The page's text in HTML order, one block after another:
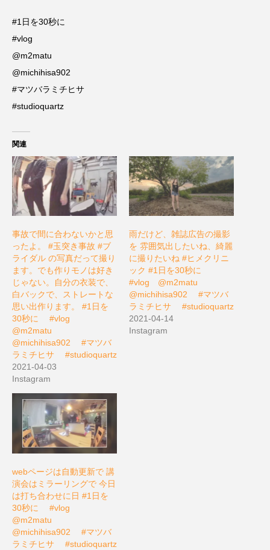
#1日を30秒に ⠀
#vlog⠀
@m2matu ⠀
@michihisa902 ⠀
#マツバラミチヒサ ⠀
#studioquartz
関連
事故で間に合わないかと思
ったよ。 #玉突き事故 #ブ
ライダル の写真だって撮り
ます。でも作りモノは好き
じゃない。自分の衣装で、
白バックで、ストレートな
思い出作ります。 #1日を
30秒に ⠀ #vlog⠀
@m2matu ⠀
@michihisa902 ⠀ #マツバ
ラミチヒサ ⠀ #studioquartz
2021-04-03
Instagram
雨だけど、雑誌広告の撮影
を 雰囲気出したいね、綺麗
に撮りたいね #ヒメクリニ
ック #1日を30秒に ⠀
#vlog⠀ @m2matu ⠀
@michihisa902 ⠀ #マツバ
ラミチヒサ ⠀ #studioquartz
2021-04-14
Instagram
webページは自動更新で 講
演会はミラーリングで 今日
は打ち合わせに日 #1日を
30秒に ⠀ #vlog⠀
@m2matu ⠀
@michihisa902 ⠀ #マツバ
ラミチヒサ ⠀ #studioquartz